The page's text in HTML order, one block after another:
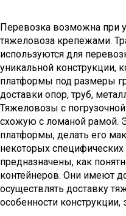
Перевозка возможна при
тяжеловоза крепежами.
используются для
уникальной конструкции,
платформы под размеры
доставки опор, труб,
Тяжеловозы с
схожую с ломаной рамой.
платформы, делать его
некоторых
предназначены, как
контейнеров. Они имеют
осуществлять доставку
особенности